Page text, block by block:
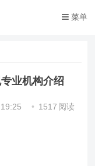
菜单
业机构介绍
• 1517 阅读